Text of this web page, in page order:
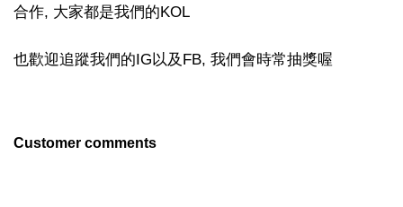
合作, 大家都是我們的KOL
也歡迎追蹤我們的IG以及FB, 我們會時常抽獎喔
Customer comments